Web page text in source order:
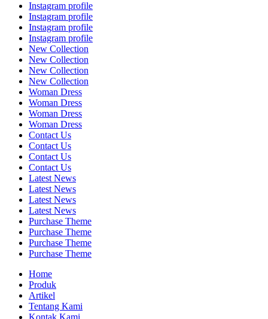
Instagram profile
Instagram profile
Instagram profile
Instagram profile
New Collection
New Collection
New Collection
New Collection
Woman Dress
Woman Dress
Woman Dress
Woman Dress
Contact Us
Contact Us
Contact Us
Contact Us
Latest News
Latest News
Latest News
Latest News
Purchase Theme
Purchase Theme
Purchase Theme
Purchase Theme
Home
Produk
Artikel
Tentang Kami